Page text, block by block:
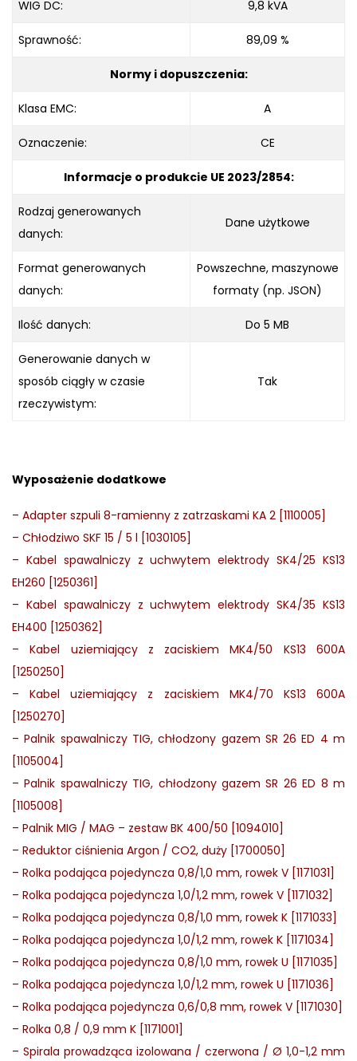
WIG DC: 9,8 kVA
Sprawność: 89,09 %
Normy i dopuszczenia:
Klasa EMC: A
Oznaczenie: CE
Informacje o produkcie UE 2023/2854:
Rodzaj generowanych
danych:
Dane użytkowe
Format generowanych
danych:
Powszechne, maszynowe
formaty (np. JSON)
Ilość danych: Do 5 MB
Generowanie danych w
sposób ciągły w czasie
rzeczywistym:
Tak
Wyposażenie dodatkowe
– Adapter szpuli 8-ramienny z zatrzaskami KA 2 [1110005]
– Chłodziwo SKF 15 / 5 l [1030105]
– Kabel spawalniczy z uchwytem elektrody SK4/25 KS13
EH260 [1250361]
– Kabel spawalniczy z uchwytem elektrody SK4/35 KS13
EH400 [1250362]
–Kabel uziemiający z zaciskiem MK4/50 KS13 600A
[1250250]
–Kabel uziemiający z zaciskiem MK4/70 KS13 600A
[1250270]
–Palnik spawalniczy TIG, chłodzony gazem SR 26 ED 4 m
[1105004]
–Palnik spawalniczy TIG, chłodzony gazem SR 26 ED 8 m
[1105008]
– Palnik MIG / MAG – zestaw BK 400/50 [1094010]
– Reduktor ciśnienia Argon / CO2, duży [1700050]
– Rolka podająca pojedyncza 0,8/1,0 mm, rowek V [1171031]
– Rolka podająca pojedyncza 1,0/1,2 mm, rowek V [1171032]
– Rolka podająca pojedyncza 0,8/1,0 mm, rowek K [1171033]
– Rolka podająca pojedyncza 1,0/1,2 mm, rowek K [1171034]
– Rolka podająca pojedyncza 0,8/1,0 mm, rowek U [1171035]
– Rolka podająca pojedyncza 1,0/1,2 mm, rowek U [1171036]
– Rolka podająca pojedyncza 0,6/0,8 mm, rowek V [1171030]
– Rolka 0,8 / 0,9 mm K [1171001]
– Spirala prowadząca izolowana / czerwona / Ø 1,0-1,2 mm